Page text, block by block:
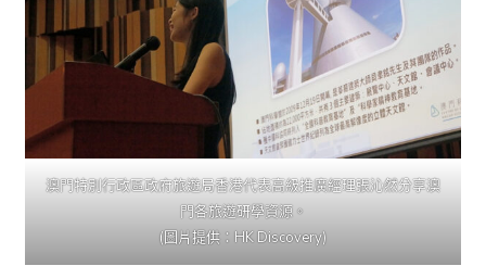
澳門特別行政區政府旅遊局香港代表高級推廣經理張沁然分享澳
門各旅遊研學資源。
(圖片提供：HK Discovery)